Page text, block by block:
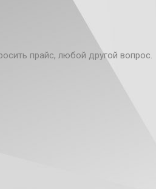
прайс, любой другой вопрос.